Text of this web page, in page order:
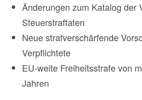
Änderungen zum Katalog der
Steuerstraftaten
Neue strafverschärfende
Verpflichtete
EU-weite Freiheitsstrafe von
Jahren